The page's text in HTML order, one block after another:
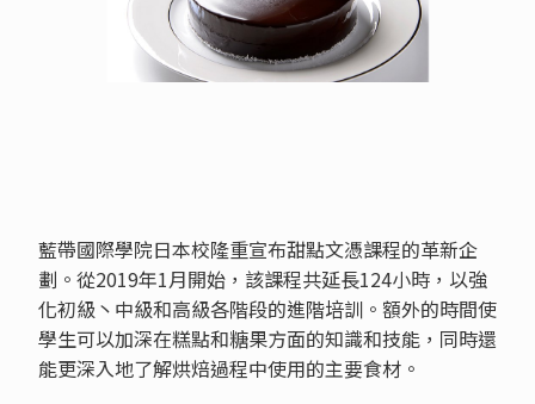
藍帶國際學院日本校隆重宣布甜點文憑課程的革新企
劃。從2019年1月開始，該課程共延長124小時，以強
化初級丶中級和高級各階段的進階培訓。額外的時間使
學生可以加深在糕點和糖果方面的知識和技能，同時還
能更深入地了解烘焙過程中使用的主要食材。